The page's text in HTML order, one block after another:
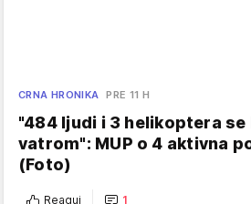
CRNA HRONIKA PRE 11 H
"484 ljudi i 3 helikoptera se
vatrom": MUP o 4 aktivna
(Foto)
Reaguj 1